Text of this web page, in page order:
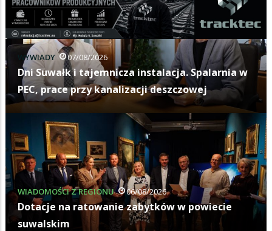
WYWIADY 07/08/2026
Dni Suwałk i tajemnicza instalacja. Spalarnia w
PEC, prace przy kanalizacji deszczowej
WIADOMOŚCI Z REGIONU 06/08/2026
Dotacje na ratowanie zabytków w powiecie
suwalskim